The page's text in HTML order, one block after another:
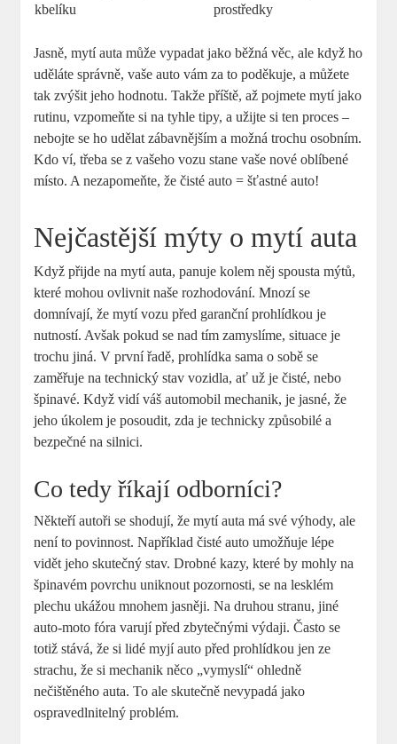
kbelíku
prostředky
Jasně, mytí auta může vypadat jako běžná věc, ale když ho
uděláte správně, vaše auto vám za to poděkuje, a můžete
tak zvýšit jeho hodnotu. Takže příště, až pojmete mytí jako
rutinu, vzpomeňte si na tyhle tipy, a užijte si ten proces –
nebojte se ho udělat zábavnějším a možná trochu osobním.
Kdo ví, třeba se z vašeho vozu stane vaše nové oblíbené
místo. A nezapomeňte, že čisté auto = šťastné auto!
Nejčastější mýty o mytí auta
Když přijde na mytí auta, panuje kolem něj spousta mýtů,
které mohou ovlivnit naše rozhodování. Mnozí se
domnívají, že mytí vozu před garanční prohlídkou je
nutností. Avšak pokud se nad tím zamyslíme, situace je
trochu jiná. V první řadě, prohlídka sama o sobě se
zaměřuje na technický stav vozidla, ať už je čisté, nebo
špinavé. Když vidí váš automobil mechanik, je jasné, že
jeho úkolem je posoudit, zda je technicky způsobilé a
bezpečné na silnici.
Co tedy říkají odborníci?
Někteří autoři se shodují, že mytí auta má své výhody, ale
není to povinnost. Například čisté auto umožňuje lépe
vidět jeho skutečný stav. Drobné kazy, které by mohly na
špinavém povrchu uniknout pozornosti, se na lesklém
plechu ukážou mnohem jasněji. Na druhou stranu, jiné
auto-moto fóra varují před zbytečnými výdaji. Často se
totiž stává, že si lidé myjí auto před prohlídkou jen ze
strachu, že si mechanik něco „vymyslí“ ohledně
nečištěného auta. To ale skutečně nevypadá jako
ospravedlnitelný problém.